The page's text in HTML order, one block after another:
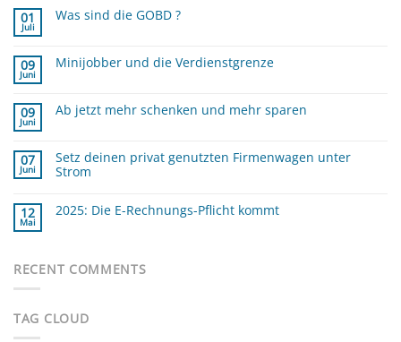
01
Juli
Was sind die GOBD ?
Was
sind
09
Juni
Minijobber und die Verdienstgrenze
Minijobber
und
09
Juni
Ab jetzt mehr schenken und mehr sparen
Ab
jetzt
mehr
mehr
sparen
07
Juni
Setz deinen privat genutzten Firmenwagen unter
Strom
zu
Setz
unter
Strom
12
Mai
2025: Die E-Rechnungs-Pflicht kommt
Die
E-
RECENT COMMENTS
TAG CLOUD